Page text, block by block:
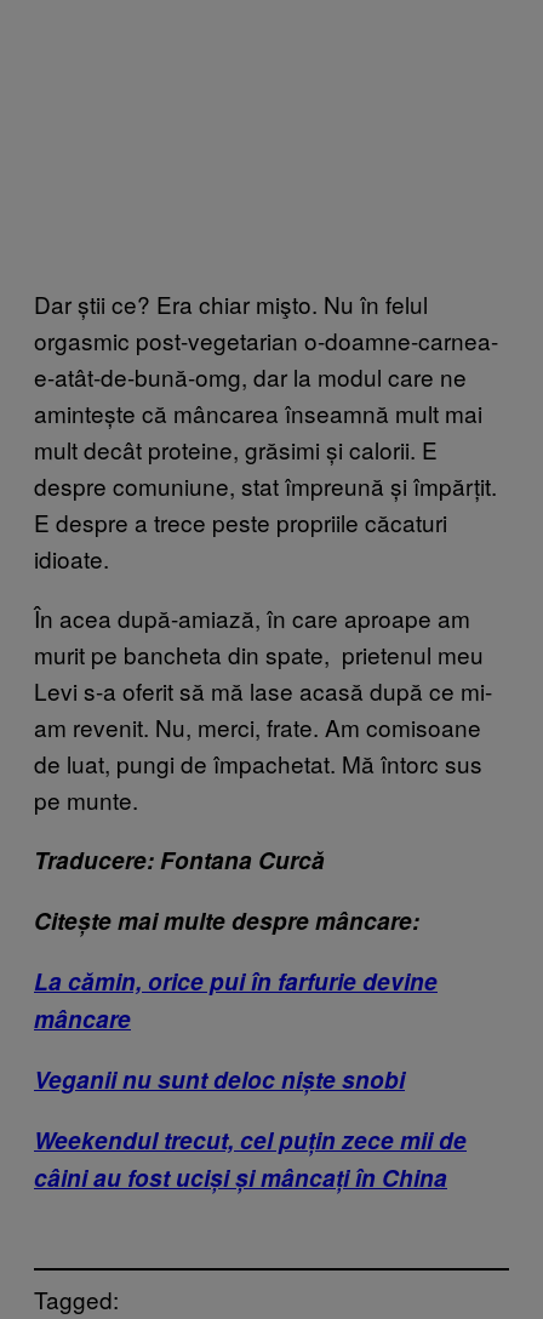
Dar știi ce? Era chiar mişto. Nu în felul
orgasmic post-vegetarian o-doamne-carnea-
e-atât-de-bună-omg, dar la modul care ne
amintește că mâncarea înseamnă mult mai
mult decât proteine, grăsimi și calorii. E
despre comuniune, stat împreună și împărțit.
E despre a trece peste propriile căcaturi
idioate.
În acea după-amiază, în care aproape am
murit pe bancheta din spate, prietenul meu
Levi s-a oferit să mă lase acasă după ce mi-
am revenit. Nu, merci, frate. Am comisoane
de luat, pungi de împachetat. Mă întorc sus
pe munte.
Traducere: Fontana Curcă
Citește mai multe despre mâncare:
La cămin, orice pui în farfurie devine
mâncare
Veganii nu sunt deloc niște snobi
Weekendul trecut, cel puțin zece mii de
câini au fost uciși și mâncați în China
Tagged: